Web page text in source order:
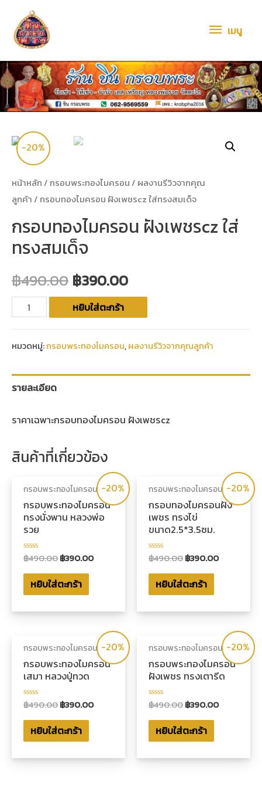
เมนู
-20%
หน้าหลัก /กรอบพระทองไมครอน / ผลงานรีวิวจากคุณ
ลูกค้า / กรอบทองไมครอน ฝังเพชรcz ใส่ทรงสมเด็จ
กรอบทองไมครอน ฝังเพชรcz ใส่
ทรงสมเด็จ
฿490.00 ฿390.00
หยิบใส่ตะกร้า
หมวดหมู่:กรอบพระทองไมครอน,ผลงานรีวิวจากคุณลูกค้า
รายละเอียด
ราคาเฉพาะกรอบทองไมครอน ฝังเพชรcz
สินค้าที่เกี่ยวข้อง
-20%
กรอบพระทองไมครอน
กรอบพระทองไมครอน
ทรงนั่งพาน หลวงพ่อ
รวย
ให้
0
ตั้งแต่
5
฿490.00฿390.00
หยิบใส่ตะกร้า
-20%
กรอบพระทองไมครอน
กรอบทองไมครอนฝัง
เพชร ทรงไข่
ขนาด2.5*3.5ซม.
ให้
0
ตั้งแต่
5
฿490.00฿390.00
หยิบใส่ตะกร้า
-20%
กรอบพระทองไมครอน
กรอบพระทองไมครอน
เสมา หลวงปู่ทวด
ให้
0
ตั้งแต่
5
฿490.00฿390.00
หยิบใส่ตะกร้า
-20%
กรอบพระทองไมครอน
กรอบพระทองไมครอน
ฝังเพชร ทรงเตารีด
ให้
0
ตั้งแต่
5
฿490.00฿390.00
หยิบใส่ตะกร้า